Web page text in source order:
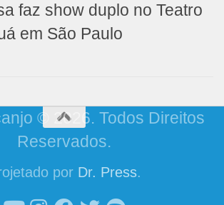
faz show duplo no Teatro
em São Paulo
© 2026. Todos Direitos
Reservados.
por Dr. Press.